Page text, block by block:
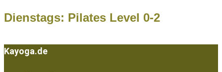
Dienstags: Pilates Level 0-2
Kayoga.de